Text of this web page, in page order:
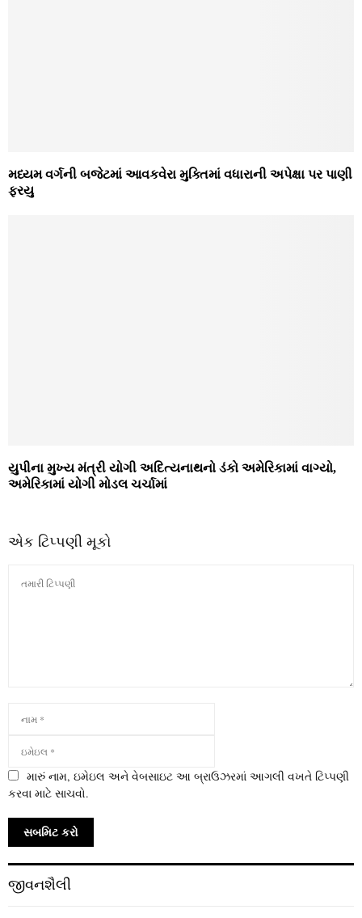
મધ્‍યમ વર્ગની બજેટમાં આવકવેરા મુક્‍તિમાં વધારાની અપેક્ષા પર પાણી
ફરયુ
યુપીના મુખ્ય મંત્રી યોગી અદિત્યનાથનો ડંકો અમેરિકામાં વાગ્યો,
અમેરિકામાં યોગી મોડલ ચર્ચામાં
એક ટિપ્પણી મૂકો
મારું નામ, ઇમેઇલ અને વેબસાઇટ આ બ્રાઉઝરમાં આગલી વખતે ટિપ્પણી
કરવા માટે સાચવો.
જીવનશૈલી